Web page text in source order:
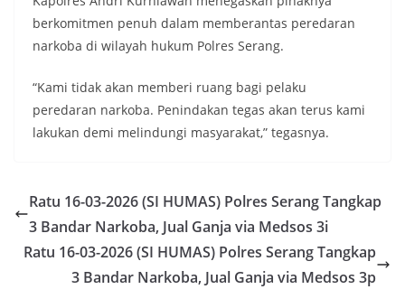
berkomitmen penuh dalam memberantas peredaran
narkoba di wilayah hukum Polres Serang.
“Kami tidak akan memberi ruang bagi pelaku
peredaran narkoba. Penindakan tegas akan terus kami
lakukan demi melindungi masyarakat,” tegasnya.
Ratu 16-03-2026 (SI HUMAS) Polres Serang Tangkap
3 Bandar Narkoba, Jual Ganja via Medsos 3i
Ratu 16-03-2026 (SI HUMAS) Polres Serang Tangkap
3 Bandar Narkoba, Jual Ganja via Medsos 3p